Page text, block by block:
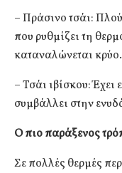
– Πράσινο τσάι:
που ρυθμίζει τη
καταναλώνεται κρύο.
– Τσάι ιβίσκου: Έχει
συμβάλλει στην
Ο πιο παράξενος
Σε πολλές θερμές